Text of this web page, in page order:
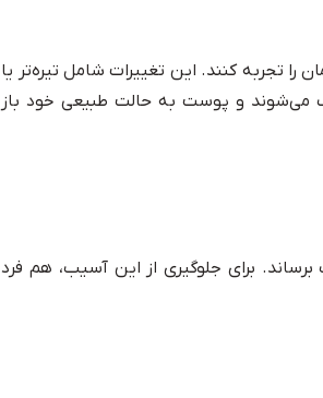
تجربه کنند. این تغییرات شامل تیره‌تر یا
می‌شوند و پوست به حالت طبیعی خود باز
برای جلوگیری از این آسیب، هم فرد